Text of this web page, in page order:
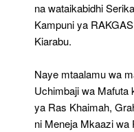
na wataikabidhi
Kampuni ya
Kiarabu.
Naye mtaalamu wa
Uchimbaji wa Mafuta
ya Ras Khaimah,
ni Meneja Mkaazi